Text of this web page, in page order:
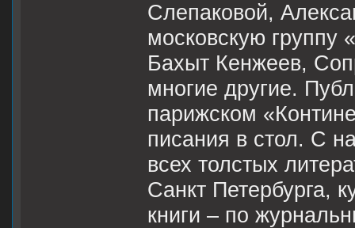
Слепаковой,
московскую группу
Бахыт Кенжеев,
многие другие.
парижском
писания в стол. С
всех толстых
Санкт Петербурга,
книги – по